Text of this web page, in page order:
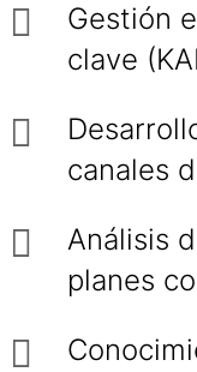
Gestión
clave
canales
Análisis
planes